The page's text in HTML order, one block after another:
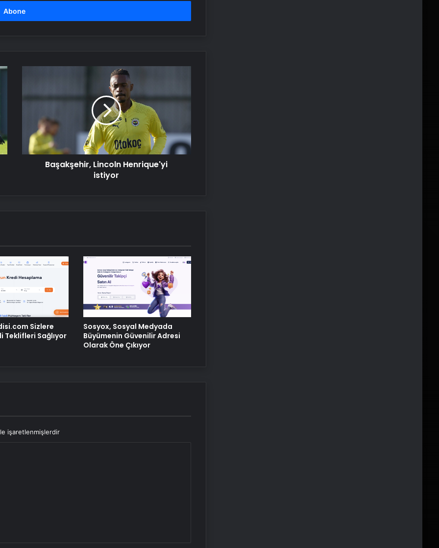
Serjoy : Dijital Medya Ajansı, Google
Reklam Ajansı, SEO Ajansı ve Web
Tasarım Ajansı
Nişantaşı Üniversitesi’nden 2026 YKS
Adaylarına Çifte Güvence: Sabit
Ücret ve Kesintisiz Burs
Artı Kazan, Endüstriyel Buhar Kazanı
Çözümleriyle Üretim Tesislerine
Verimli Sistemler Sunuyor
Maması İle Tüm Evcil Hayvan
Ürünleri
Ankara rent a car
istiyor
Başakşehir, Lincoln Henrique'yi
istiyor
Sizlere
Teklifleri Sağlıyor
Sosyox, Sosyal Medyada
Büyümenin Güvenilir Adresi
Olarak Öne Çıkıyor
işaretlenmişlerdir